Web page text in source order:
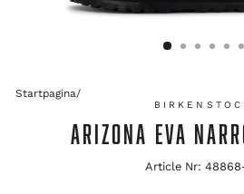
Startpagina/
ARIZONA EVA
Article Nr: